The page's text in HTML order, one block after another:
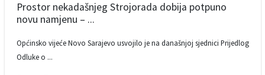
Prostor nekadašnjeg Strojorada dobija potpuno
novu namjenu – ...
Općinsko vijeće Novo Sarajevo usvojilo je na današnjoj sjednici Prijedlog
Odluke o ...